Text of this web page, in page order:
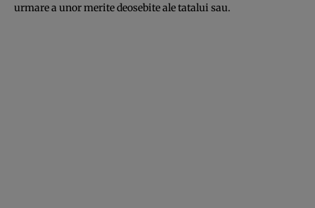
urmare a unor merite deosebite ale tatalui sau.